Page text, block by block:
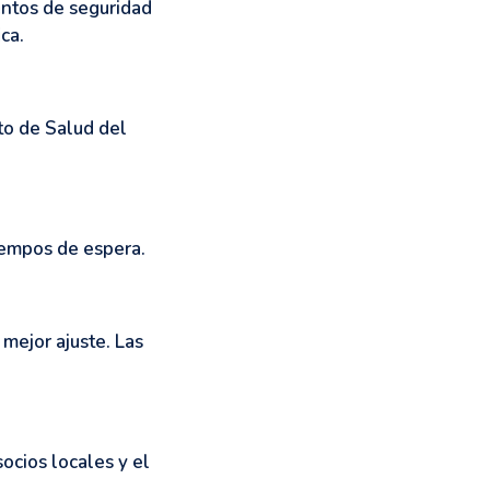
de seguridad
de Salud del
de espera.
ajuste. Las
locales y el